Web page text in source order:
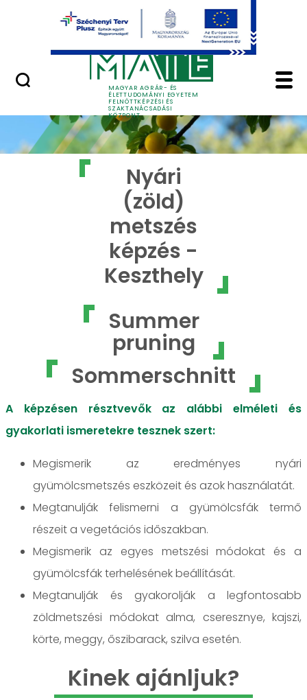
Ugrás a fő tartalomhoz
MAGYAR AGRÁR- ÉS
ÉLETTUDOMÁNYI EGYETEM
FELNŐTTKÉPZÉSI ÉS
SZAKTANÁCSADÁSI
KÖZPONT
Nyári (zöld) metszés
Nyári
(zöld)
metszés
képzés -
Keszthely
Summer
pruning
Sommerschnitt
A képzésen résztvevők az alábbi elméleti és
gyakorlati ismeretekre tesznek szert:
Megismerik az eredményes nyári
gyümölcsmetszés eszközeit és azok használatát.
Megtanulják felismerni a gyümölcsfák termő
részeit a vegetációs időszakban.
Megismerik az egyes metszési módokat és a
gyümölcsfák terhelésének beállítását.
Megtanulják és gyakorolják a legfontosabb
zöldmetszési módokat alma, cseresznye, kajszi,
körte, meggy, őszibarack, szilva esetén.
Kinek ajánljuk?